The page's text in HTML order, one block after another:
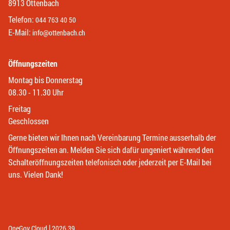
8913 Ottenbach
Telefon: 044 763 40 50
E-Mail: info@ottenbach.ch
Öffnungszeiten
Montag bis Donnerstag
08.30 - 11.30 Uhr
Freitag
Geschlossen
Gerne bieten wir Ihnen nach Vereinbarung Termine ausserhalb der
Öffnungszeiten an. Melden Sie sich dafür ungeniert während den
Schalteröffnungszeiten telefonisch oder jederzeit per E-Mail bei
uns. Vielen Dank!
(External Link)
|